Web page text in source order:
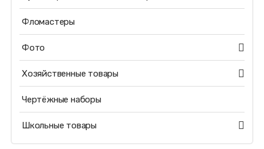
Фломастеры
Фото
Хозяйственные товары
Чертёжные наборы
Школьные товары